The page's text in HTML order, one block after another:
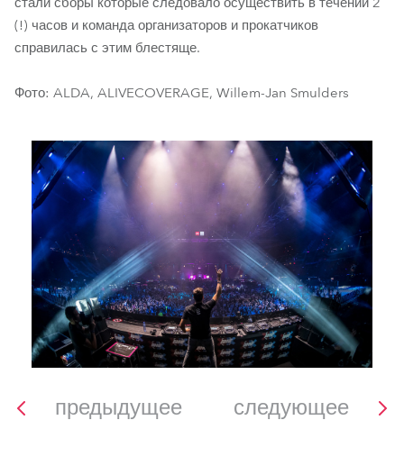
(!) часов и команда организаторов и прокатчиков
справилась с этим блестяще.
Фото: ALDA, ALIVECOVERAGE, Willem-Jan Smulders
предыдущее следующее